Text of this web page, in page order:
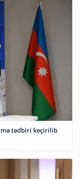
tədbiri keçirilib